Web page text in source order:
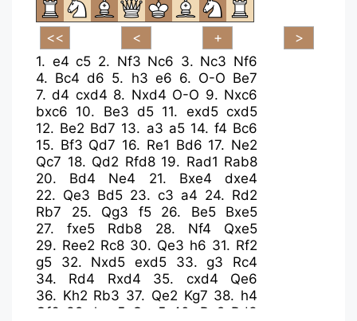
1. e4 c5 2. Nf3 Nc6 3. Nc3 Nf6
4. Bc4 d6 5. h3 e6 6. O-O Be7
7.d4 cxd4 8. Nxd4 O-O 9. Nxc6
bxc6 10. Be3 d5 11. exd5 cxd5
12. Be2 Bd7 13. a3 a5 14. f4 Bc6
15. Bf3 Qd7 16. Re1 Bd6 17. Ne2
Qc7 18. Qd2 Rfd8 19. Rad1 Rab8
20. Bd4 Ne4 21. Bxe4
dxe4
22. Qe3 Bd5 23. c3 a4 24. Rd2
Rb7
25. Qg3 f5 26. Be5
Bxe5
27.fxe5 Rdb8 28. Nf4
Qxe5
29. Ree2 Rc8 30. Qe3 h6 31. Rf2
g5
32. Nxd5 exd5 33.g3
Rc4
34. Rd4 Rxd4 35. cxd4
Qe6
36. Kh2 Rb3 37. Qe2 Kg7 38. h4
Qf6 39. hxg5 Qxg5 40. Rg2 Rd3